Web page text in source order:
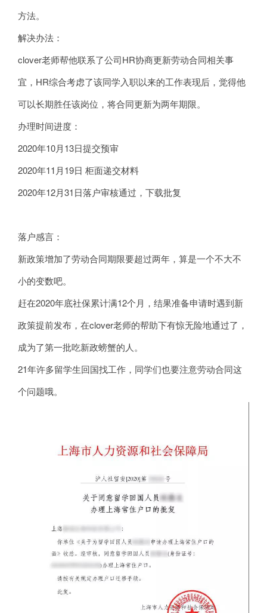
方法。
解决办法：
clover老师帮他联系了公司HR协商更新劳动合同相关事
宜，HR综合考虑了该同学入职以来的工作表现后，觉得他
可以长期胜任该岗位，将合同更新为两年期限。
办理时间进度：
2020年10月13日提交预审
2020年11月19日 柜面递交材料
2020年12月31日落户审核通过，下载批复
落户感言：
新政策增加了劳动合同期限要超过两年，算是一个不大不
小的变数吧。
赶在2020年底社保累计满12个月，结果准备申请时遇到新
政策提前发布，在clover老师的帮助下有惊无险地通过了，
成为了第一批吃新政螃蟹的人。
21年许多留学生回国找工作，同学们也要注意劳动合同这
个问题哦。